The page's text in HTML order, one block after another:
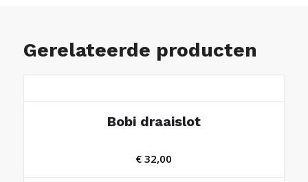
Gerelateerde producten
Bobi draaislot
€ 32,00